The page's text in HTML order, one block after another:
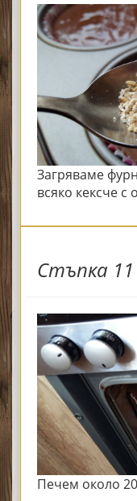
Загряваме
всяко кексче с
Стъпка 11
Печем около